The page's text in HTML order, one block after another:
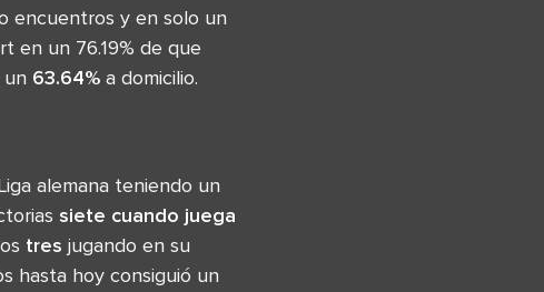
encuentros y en solo un
en un 76.19% de que
63.64% a domicilio.
alemana teniendo un
siete cuando juega
tres jugando en su
hasta hoy consiguió un